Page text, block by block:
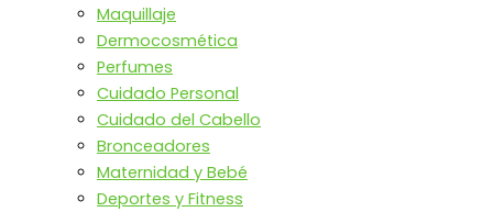
Maquillaje
Dermocosmética
Perfumes
Cuidado Personal
Cuidado del Cabello
Bronceadores
Maternidad y Bebé
Deportes y Fitness